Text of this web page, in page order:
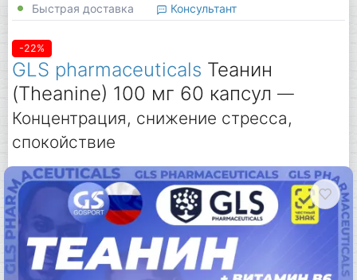
Быстрая доставка Консультант
-22%
GLS pharmaceuticals Теанин
(Theanine) 100 мг 60 капсул —
Концентрация, снижение стресса,
спокойствие